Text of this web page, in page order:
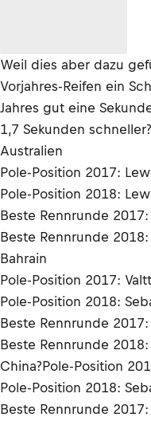
Weil dies aber dazu
Vorjahres-Reifen ein
Jahres gut eine
1,7 Sekunden
Australien
Pole-Position 2017:
Pole-Position 2018:
Beste Rennrunde
Beste Rennrunde
Bahrain
Pole-Position 2017:
Pole-Position 2018:
Beste Rennrunde
Beste Rennrunde
China?Pole-Position
Pole-Position 2018:
Beste Rennrunde